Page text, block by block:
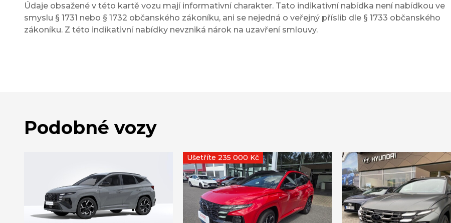
Údaje obsažené v této kartě vozu mají informativní charakter. Tato indikativní nabídka není nabídkou ve
smyslu § 1731 nebo § 1732 občanského zákoníku, ani se nejedná o veřejný příslib dle § 1733 občanského
zákoníku. Z této indikativní nabídky nevzniká nárok na uzavření smlouvy.
Podobné vozy
Ušetříte 235 000 Kč